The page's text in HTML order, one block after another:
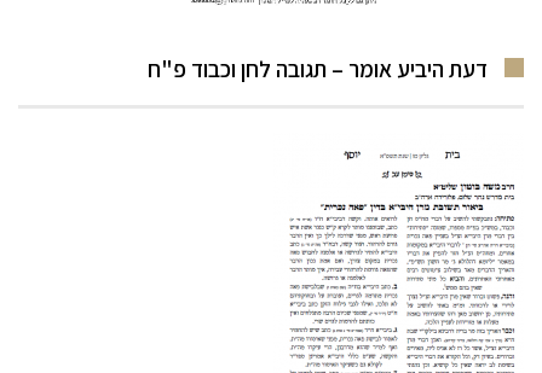
דעת היביע אומר – תגובה לחן וכבוד פ"ח